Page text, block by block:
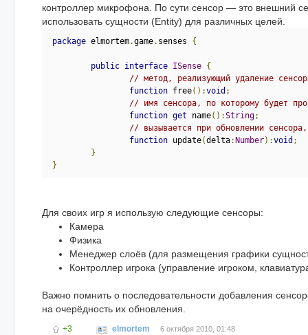
контроллер микрофона. По сути сенсор — это внешний
использовать сущности (Entity) для различных целей.
package elmortem.game. senses {
public interface ISense {
// метод, реализующий удаление
function free():void ;
// имя сенсора, по которому будет
function get name():String;
// вызывается при обновлении
function update(delta: Number):void ;
}
}
Для своих игр я использую следующие сенсоры:
Камера
Физика
Менеджер слоёв (для размещения графики
Контроллер игрока (управление игроком,
Важно помнить о последовательности добавления
на очерёдность их обновления.
+3 elmortem 6 октября 2010, 01:48